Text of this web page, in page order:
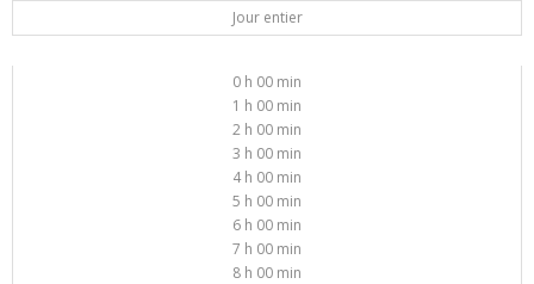
Jour entier
0 h 00 min
1 h 00 min
2 h 00 min
3 h 00 min
4 h 00 min
5 h 00 min
6 h 00 min
7 h 00 min
8 h 00 min